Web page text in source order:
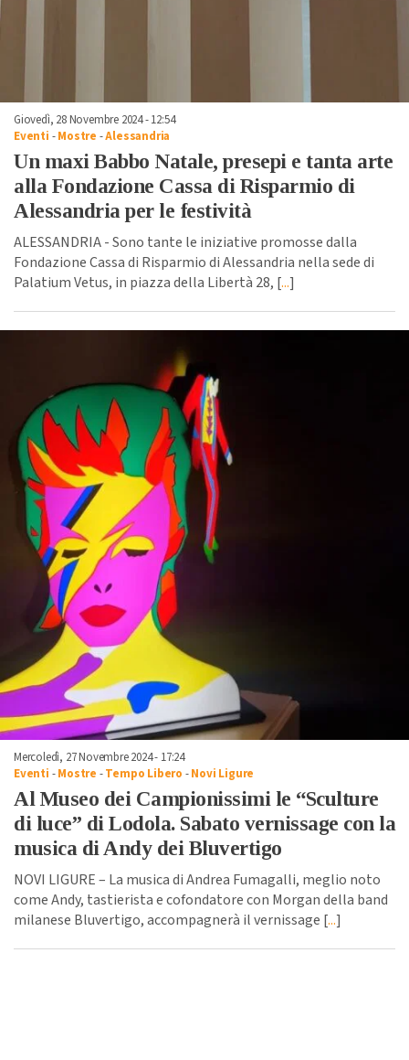
Giovedì, 28 Novembre 2024 - 12:54
Eventi -Mostre -Alessandria
Un maxi Babbo Natale, presepi e tanta arte
alla Fondazione Cassa di Risparmio di
Alessandria per le festività
ALESSANDRIA - Sono tante le iniziative promosse dalla
Fondazione Cassa di Risparmio di Alessandria nella sede di
Palatium Vetus, in piazza della Libertà 28, [...]
Mercoledì, 27 Novembre 2024 - 17:24
Eventi -Mostre -Tempo Libero -Novi Ligure
Al Museo dei Campionissimi le “Sculture
di luce” di Lodola. Sabato vernissage con la
musica di Andy dei Bluvertigo
NOVI LIGURE – La musica di Andrea Fumagalli, meglio noto
come Andy, tastierista e cofondatore con Morgan della band
milanese Bluvertigo, accompagnerà il vernissage [...]